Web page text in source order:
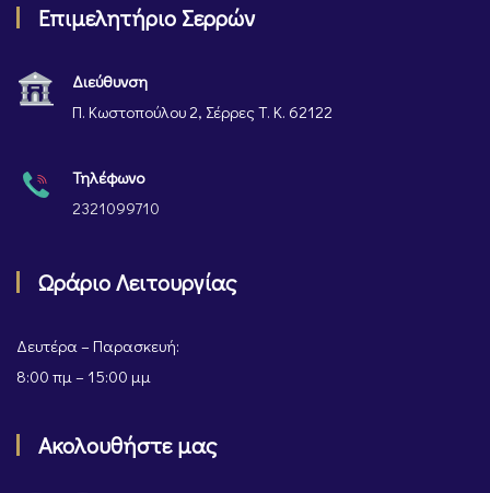
Επιμελητήριο Σερρών
Διεύθυνση
Π. Κωστοπούλου 2, Σέρρες Τ. Κ. 62122
Τηλέφωνο
2321099710
Ωράριο Λειτουργίας
Δευτέρα – Παρασκευή:
8:00 πμ – 15:00 μμ
Ακολουθήστε μας